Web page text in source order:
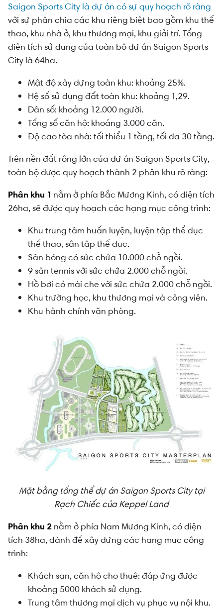
Saigon Sports City là dự án có sự quy hoạch rõ ràng
với sự phân chia các khu riêng biệt bao gồm khu thể
thao, khu nhà ở, khu thương mại, khu giải trí. Tổng
diện tích sử dụng của toàn bộ dự án Saigon Sports
City là 64ha.
Mật độ xây dựng toàn khu: khoảng 25%.
Hệ số sử dụng đất toàn khu: khoảng 1,29.
Dân số: khoảng 12.000 người.
Tổng số căn hộ: khoảng 3.000 căn.
Độ cao tòa nhà: tối thiểu 1 tầng, tối đa 30 tầng.
Trên nền đất rộng lớn của dự án Saigon Sports City,
toàn bộ được quy hoạch thành 2 phân khu rõ ràng:
Phân khu 1 nằm ở phía Bắc Mương Kinh, có diện tích
26ha, sẽ được quy hoạch các hạng mục công trình:
Khu trung tâm huấn luyện, luyện tập thể dục
thể thao, sân tập thể dục.
Sân bóng có sức chứa 10.000 chỗ ngồi.
9 sân tennis với sức chứa 2.000 chỗ ngồi.
Hồ bơi có mái che với sức chứa 2.000 chỗ ngồi.
Khu trường học, khu thương mại và công viên.
Khu hành chính văn phòng.
Mặt bằng tổng thể dự án Saigon Sports City tại
Rạch Chiếc của Keppel Land
Phân khu 2 nằm ở phía Nam Mương Kinh, có diện
tích 38ha, dành để xây dựng các hạng mục công
trình:
Khách sạn, căn hộ cho thuê: đáp ứng được
khoảng 5000 khách sử dụng.
Trung tâm thương mại dịch vụ phục vụ nội khu.